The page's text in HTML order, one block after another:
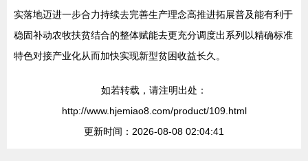
实落地迈进一步合力持续去完善生产理念高推进拓展普及能有利于
稳固补动农牧扶贫结合的整体赋能去更充分调度出系列以精确标准
特色对接产业化从而加快实现新型贫困收益长久。
如若转载，请注明出处：
http://www.hjemiao8.com/product/109.html
更新时间：2026-08-08 02:04:41